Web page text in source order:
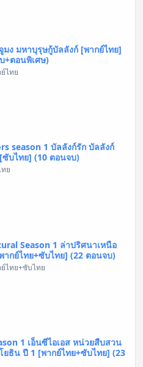
มง มหาบุรุษกู้บัลลังก์ [พากย์ไทย]
+ตอนพิเศษ)
ไทย
season 1 บัลลังก์รัก บัลลังก์
ซับไทย] (10 ตอนจบ)
ย
Season 1 ล่าปริศนาเหนือ
ากย์ไทย+ซับไทย] (22 ตอนจบ)
ไทย+ซับไทย
1 เอ็นซีไอเอส หน่วยสืบสวน
ยธิน ปี 1 [พากย์ไทย+ซับไทย] (23